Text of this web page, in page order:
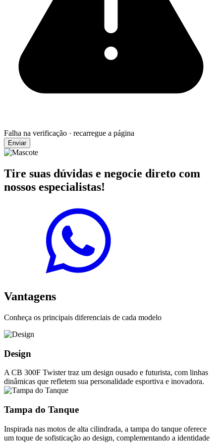
Falha na verificação · recarregue a página
Enviar
Tire suas dúvidas e negocie direto com
nossos especialistas!
Vantagens
Conheça os principais diferenciais de cada modelo
Design
A CB 300F Twister traz um design ousado e futurista, com linhas
dinâmicas que refletem sua personalidade esportiva e inovadora.
Tampa do Tanque
Inspirada nas motos de alta cilindrada, a tampa do tanque oferece
um toque de sofisticação ao design, complementando a identidade